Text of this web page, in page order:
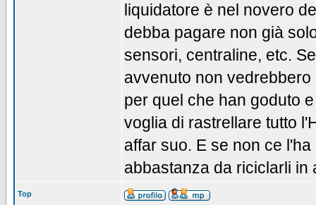
liquidatore è nel novero
debba pagare non già
sensori, centraline, etc.
avvenuto non
per quel che han goduto
voglia di rastrellare tutto
affar suo. E se non ce
abbastanza da riciclarli in
Top